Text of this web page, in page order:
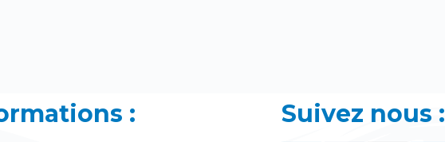
: Suivez nous :